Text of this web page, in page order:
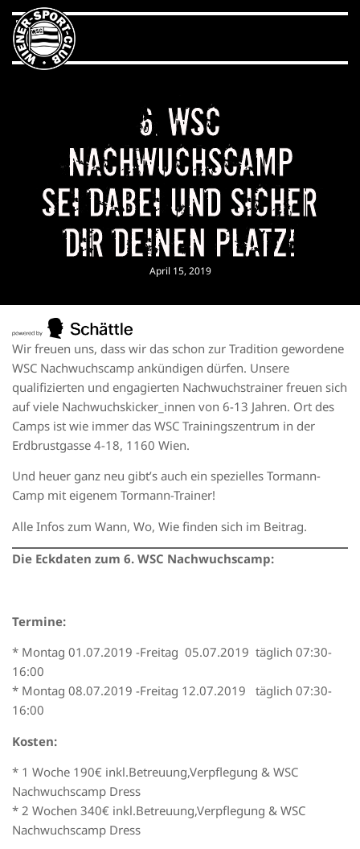
6. WSC
Nachwuchscamp
Sei dabei und sicher
Dir Deinen Platz!
April 15, 2019
Wir freuen uns, dass wir das schon zur Tradition gewordene
WSC Nachwuchscamp ankündigen dürfen. Unsere
qualifizierten und engagierten Nachwuchstrainer freuen sich
auf viele Nachwuchskicker_innen von 6-13 Jahren. Ort des
Camps ist wie immer das WSC Trainingszentrum in der
Erdbrustgasse 4-18, 1160 Wien.
Und heuer ganz neu gibt’s auch ein spezielles Tormann-
Camp mit eigenem Tormann-Trainer!
Alle Infos zum Wann, Wo, Wie finden sich im Beitrag.
Die Eckdaten zum 6. WSC Nachwuchscamp:
Termine:
* Montag 01.07.2019 -Freitag 05.07.2019 täglich 07:30-
16:00
* Montag 08.07.2019 -Freitag 12.07.2019 täglich 07:30-
16:00
Kosten:
* 1 Woche 190€ inkl.Betreuung,Verpflegung & WSC
Nachwuchscamp Dress
* 2 Wochen 340€ inkl.Betreuung,Verpflegung & WSC
Nachwuchscamp Dress